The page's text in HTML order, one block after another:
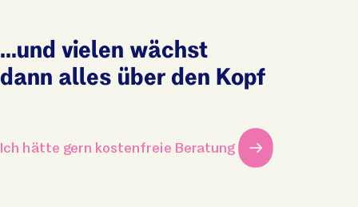
...und vielen wächst
dann alles über den Kopf
Ich hätte gern kostenfreie Beratung